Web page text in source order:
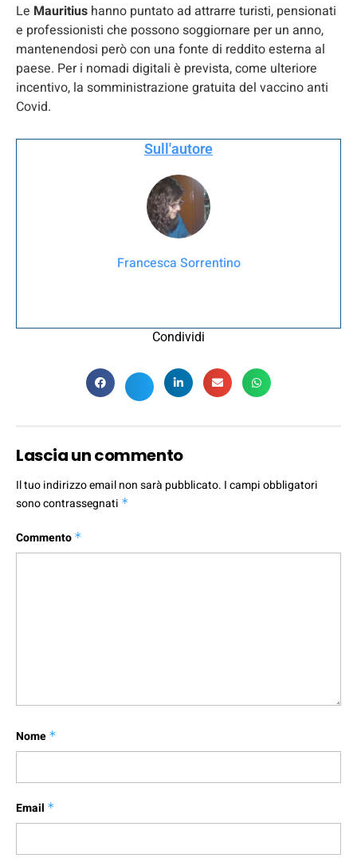
Le Mauritius hanno puntato ad attrarre turisti, pensionati
e professionisti che possono soggiornare per un anno,
mantenendosi però con una fonte di reddito esterna al
paese. Per i nomadi digitali è prevista, come ulteriore
incentivo, la somministrazione gratuita del vaccino anti
Covid.
Sull'autore
Francesca Sorrentino
Condividi
Lascia un commento
Il tuo indirizzo email non sarà pubblicato. I campi obbligatori
sono contrassegnati *
Commento *
Nome *
Email *